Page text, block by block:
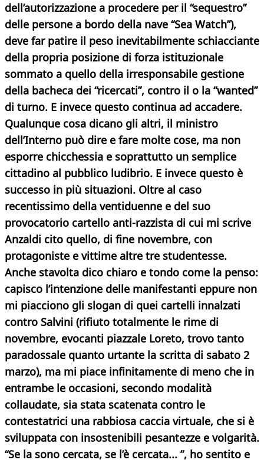
dell’autorizzazione a procedere per il “sequestro”
delle persone a bordo della nave “Sea Watch”),
deve far patire il peso inevitabilmente schiacciante
della propria posizione di forza istituzionale
sommato a quello della irresponsabile gestione
della bacheca dei “ricercati”, contro il o la “wanted”
di turno. E invece questo continua ad accadere.
Qualunque cosa dicano gli altri, il ministro
dell’Interno può dire e fare molte cose, ma non
esporre chicchessia e soprattutto un semplice
cittadino al pubblico ludibrio. E invece questo è
successo in più situazioni. Oltre al caso
recentissimo della ventiduenne e del suo
provocatorio cartello anti-razzista di cui mi scrive
Anzaldi cito quello, di fine novembre, con
protagoniste e vittime altre tre studentesse.
Anche stavolta dico chiaro e tondo come la penso:
capisco l’intenzione delle manifestanti eppure non
mi piacciono gli slogan di quei cartelli innalzati
contro Salvini (rifiuto totalmente le rime di
novembre, evocanti piazzale Loreto, trovo tanto
paradossale quanto urtante la scritta di sabato 2
marzo), ma mi piace infinitamente di meno che in
entrambe le occasioni, secondo modalità
collaudate, sia stata scatenata contro le
contestatrici una rabbiosa caccia virtuale, che si è
sviluppata con insostenibili pesantezze e volgarità.
“Se la sono cercata, se l’è cercata... ”, ho sentito e